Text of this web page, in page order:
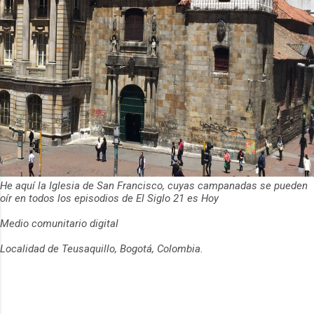
He aquí la Iglesia de San Francisco, cuyas campanadas se pueden
oír en todos los episodios de El Siglo 21 es Hoy
Medio comunitario digital
Localidad de Teusaquillo, Bogotá, Colombia.